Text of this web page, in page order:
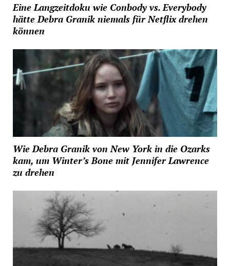
Eine Langzeitdoku wie Conbody vs. Everybody
hätte Debra Granik niemals für Netflix drehen
können
Wie Debra Granik von New York in die Ozarks
kam, um Winter’s Bone mit Jennifer Lawrence
zu drehen